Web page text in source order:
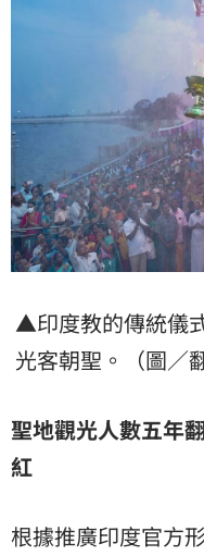
▲印度教的傳統儀
光客朝聖。（圖／
聖地觀光人數五年
紅
根據推廣印度官方